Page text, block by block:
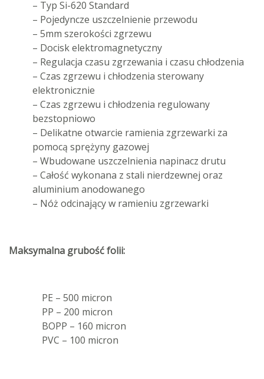
– Typ Si-620 Standard
– Pojedyncze uszczelnienie przewodu
– 5mm szerokości zgrzewu
– Docisk elektromagnetyczny
– Regulacja czasu zgrzewania i czasu chłodzenia
– Czas zgrzewu i chłodzenia sterowany
elektronicznie
– Czas zgrzewu i chłodzenia regulowany
bezstopniowo
– Delikatne otwarcie ramienia zgrzewarki za
pomocą sprężyny gazowej
– Wbudowane uszczelnienia napinacz drutu
– Całość wykonana z stali nierdzewnej oraz
aluminium anodowanego
– Nóż odcinający w ramieniu zgrzewarki
Maksymalna grubość folii:
PE – 500 micron
PP – 200 micron
BOPP – 160 micron
PVC – 100 micron